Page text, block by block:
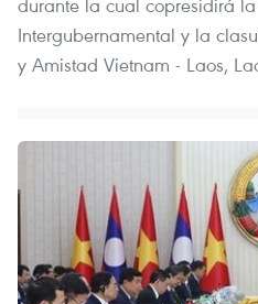
durante la cual copresidirá
Intergubernamental y la
y Amistad Vietnam - Laos,